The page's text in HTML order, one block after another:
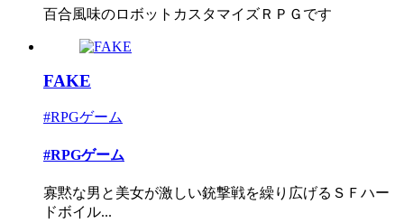
百合風味のロボットカスタマイズＲＰＧです
FAKE
#RPGゲーム
#RPGゲーム
寡黙な男と美女が激しい銃撃戦を繰り広げるＳＦハー
ドボイル...